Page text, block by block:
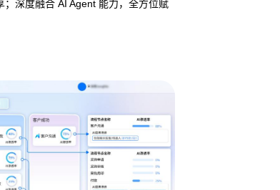
深度融合 AI Agent 能力，全方位赋
各